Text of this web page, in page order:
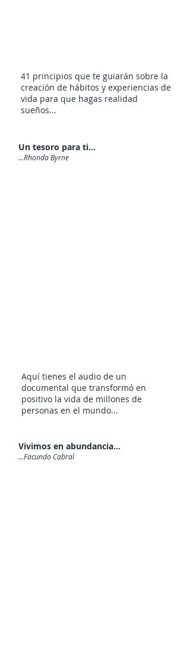
41 principios que te guiarán sobre la
creación de hábitos y experiencias de
vida para que hagas realidad
sueños...
Un tesoro para ti...
...Rhonda Byrne
Aquí tienes el audio de un
documental que transformó en
positivo la vida de millones de
personas en el mundo...
Vivimos en abundancia...
...Facundo Cabral